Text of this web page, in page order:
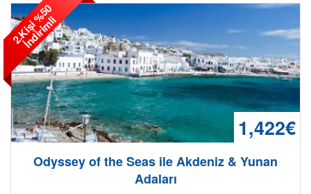
2
.
K
i
ş
i
%
5
0
İ
n
d
i
r
i
m
l
i
1,422€
Odyssey of the Seas ile Akdeniz & Yunan
Adaları